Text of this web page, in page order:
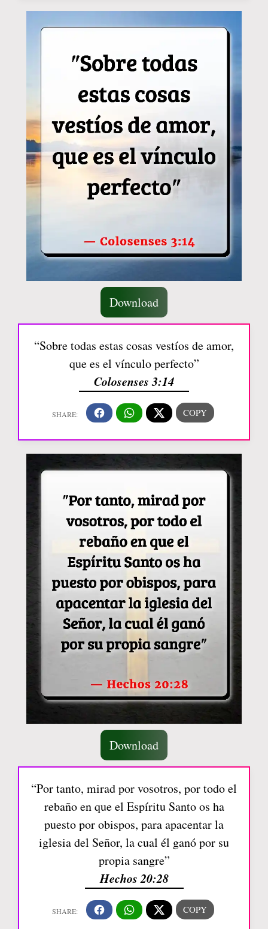
Download
“Sobre todas estas cosas vestíos de amor,
que es el vínculo perfecto”
Colosenses 3:14
Download
“Por tanto, mirad por vosotros, por todo el
rebaño en que el Espíritu Santo os ha
puesto por obispos, para apacentar la
iglesia del Señor, la cual él ganó por su
propia sangre”
Hechos 20:28